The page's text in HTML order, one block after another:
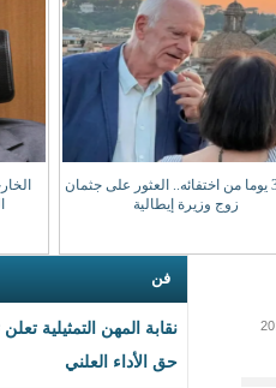
بعد 38 يوما من اختفائه.. العثور على جثمان
زوج وزيرة إيطالية
فن
نقابة المهن التمثيلية
حق الأداء العلني